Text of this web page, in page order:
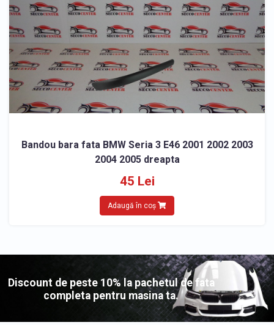
Bandou bara fata BMW Seria 3 E46 2001 2002 2003
2004 2005 dreapta
45 Lei
Adaugă în coș
Discount de peste 10% la pachetul de fata
completa pentru masina ta.